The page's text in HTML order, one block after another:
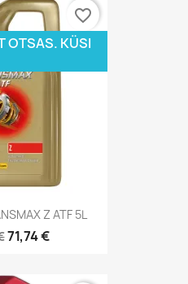
Z ATF 5L
71,74 €
OTSAS. KÜSI
favorite_border